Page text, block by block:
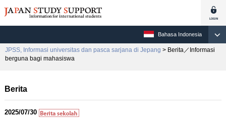
Bahasa Indonesia
JPSS, Informasi universitas dan pasca sarjana di Jepang > Berita／Informasi
berguna bagi mahasiswa
Berita
2025/07/30